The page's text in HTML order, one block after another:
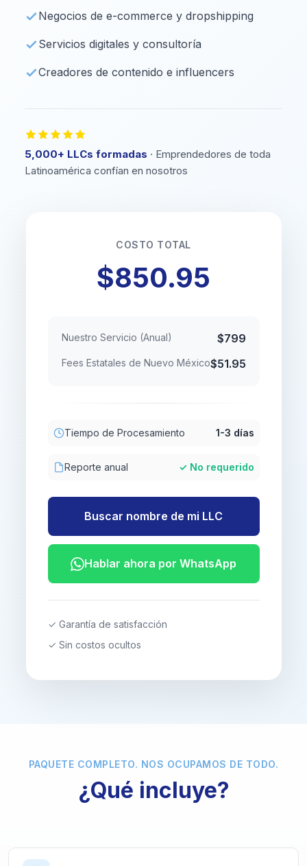
Negocios de e-commerce y dropshipping
Servicios digitales y consultoría
Creadores de contenido e influencers
5,000+ LLCs formadas · Emprendedores de toda
Latinoamérica confían en nosotros
COSTO TOTAL
$850.95
Nuestro Servicio (Anual) $799
Fees Estatales de Nuevo México$51.95
Tiempo de Procesamiento 1-3 días
Reporte anual ✓ No requerido
Buscar nombre de mi LLC
Hablar ahora por WhatsApp
✓ Garantía de satisfacción
✓ Sin costos ocultos
PAQUETE COMPLETO. NOS OCUPAMOS DE TODO.
¿Qué incluye?